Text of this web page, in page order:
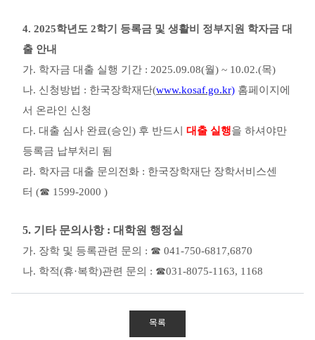
4. 2025학년도 2학기 등록금 및 생활비 정부지원 학자금 대
출 안내
가. 학자금 대출 실행 기간 : 2025.09.08(월) ~ 10.02.(목)
나. 신청방법 : 한국장학재단(www.kosaf.go.kr) 홈페이지에
서 온라인 신청
다. 대출 심사 완료(승인) 후 반드시 대출 실행을 하셔야만
등록금 납부처리 됨
라. 학자금 대출 문의전화 : 한국장학재단 장학서비스센
터 (☎ 1599-2000 )
5. 기타 문의사항 : 대학원 행정실
가. 장학 및 등록관련 문의 : ☎ 041-750-6817,6870
나. 학적(휴·복학)관련 문의 : ☎031-8075-1163, 1168
목록